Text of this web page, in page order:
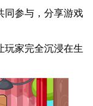
同参与，分享游戏
玩家完全沉浸在生